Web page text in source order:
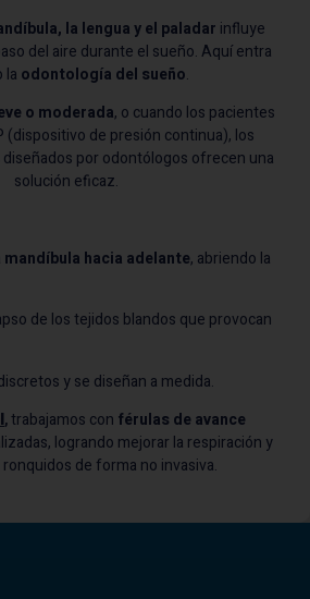
la lengua y el paladar influye
del aire durante el sueño. Aquí entra
la odontología del sueño.
o moderada, o cuando los pacientes
(dispositivo de presión continua), los
diseñados por odontólogos ofrecen una
solución eficaz.
mandíbula hacia adelante, abriendo la
de los tejidos blandos que provocan
y se diseñan a medida.
,trabajamos con férulas de avance
logrando mejorar la respiración y
de forma no invasiva.